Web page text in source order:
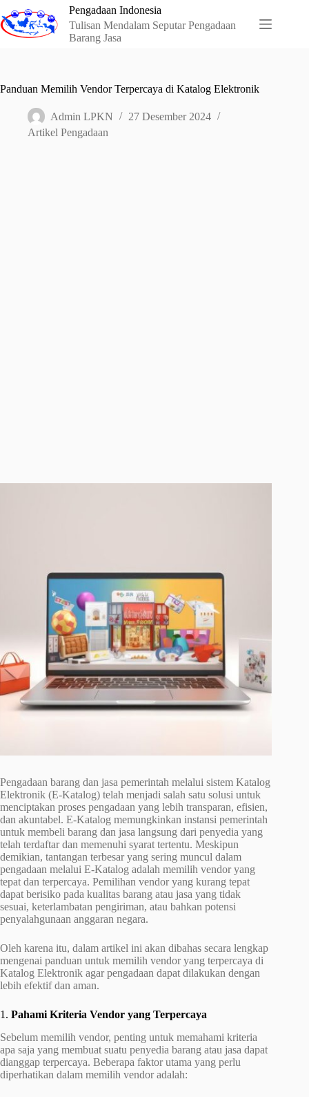
to
content
Pengadaan Indonesia
Tulisan Mendalam Seputar Pengadaan
Barang Jasa
Panduan Memilih Vendor Terpercaya di Katalog Elektronik
Admin LPKN
27 Desember 2024
Artikel Pengadaan
Pengadaan barang dan jasa pemerintah melalui sistem Katalog
Elektronik (E-Katalog) telah menjadi salah satu solusi untuk
menciptakan proses pengadaan yang lebih transparan, efisien,
dan akuntabel. E-Katalog memungkinkan instansi pemerintah
untuk membeli barang dan jasa langsung dari penyedia yang
telah terdaftar dan memenuhi syarat tertentu. Meskipun
demikian, tantangan terbesar yang sering muncul dalam
pengadaan melalui E-Katalog adalah memilih vendor yang
tepat dan terpercaya. Pemilihan vendor yang kurang tepat
dapat berisiko pada kualitas barang atau jasa yang tidak
sesuai, keterlambatan pengiriman, atau bahkan potensi
penyalahgunaan anggaran negara.
Oleh karena itu, dalam artikel ini akan dibahas secara lengkap
mengenai panduan untuk memilih vendor yang terpercaya di
Katalog Elektronik agar pengadaan dapat dilakukan dengan
lebih efektif dan aman.
1. Pahami Kriteria Vendor yang Terpercaya
Sebelum memilih vendor, penting untuk memahami kriteria
apa saja yang membuat suatu penyedia barang atau jasa dapat
dianggap terpercaya. Beberapa faktor utama yang perlu
diperhatikan dalam memilih vendor adalah: